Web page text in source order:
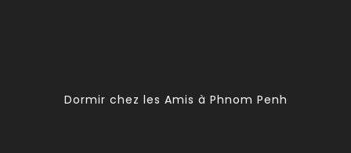
Dormir chez les Amis à Phnom Penh